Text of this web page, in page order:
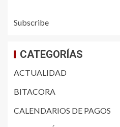
Subscribe
CATEGORÍAS
ACTUALIDAD
BITACORA
CALENDARIOS DE PAGOS